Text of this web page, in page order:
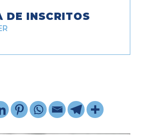
DE INSCRITOS